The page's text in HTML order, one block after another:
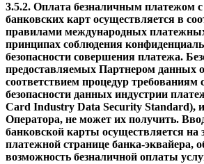
3.5.2. Оплата безналичным платежом с
банковских карт осуществляется в
правилами международных
принципах соблюдения
безопасности совершения платежа.
предоставляемых Партнером данных
соответствием процедур требованиям
безопасности данных индустрии
Card Industry Data Security Standard),
Оператора, не может их получить.
банковской карты осуществляется
платежной странице банка-эквайера,
возможность безналичной оплаты